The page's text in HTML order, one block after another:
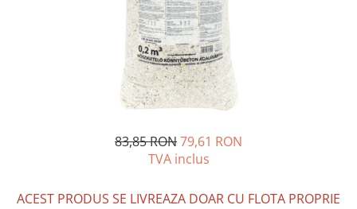
83,85 RON79,61 RON
TVA inclus
ACEST PRODUS SE LIVREAZA DOAR CU FLOTA PROPRIE